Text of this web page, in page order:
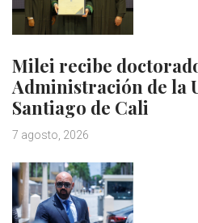
Milei recibe
Administración de la
Santiago de Cali
7 agosto, 2026